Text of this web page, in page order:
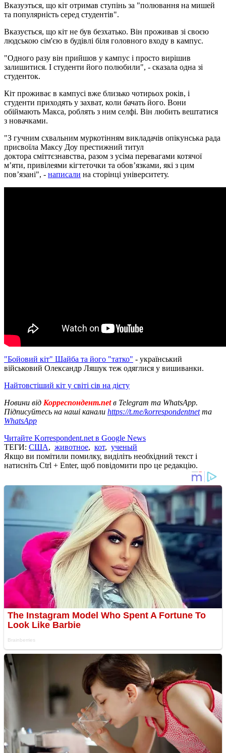
Вказуэться, що кіт отримав ступінь за "полювання на мишей
та популярність серед студентів".
Вказується, що кіт не був безхатько. Він проживав зі своєю
людською сім'єю в будівлі біля головного входу в кампус.
"Одного разу він прийшов у кампус і просто вирішив
залишитися. І студенти його полюбили", - сказала одна зі
студенток.
Кіт проживає в кампусі вже близько чотирьох років, і
студенти приходять у захват, коли бачать його. Вони
обіймають Макса, роблять з ним селфі. Він любить вештатися
з новачками.
"З гучним схвальним муркотінням викладачів опікунська рада
присвоїла Максу Доу престижний титул
доктора сміттєзнавства, разом з усіма перевагами котячої
м’яти, привілеями кігтеточки та обов’язками, які з цим
пов’язані", - написали на сторінці університету.
"Бойовий кіт" Шайба та його "татко" - український
військовий Олександр Ляшук теж одяглися у вишиванки.
Найтовстіший кіт у світі сів на дієту
Новини від Корреспондент.netв Telegram та WhatsApp.
Підписуйтесь на наші канали https://t.me/korrespondentnetта
WhatsApp
Читайте Korrespondent.net в Google News
ТЕГИ: США, животное, кот, ученый
Якщо ви помітили помилку, виділіть необхідний текст і
натисніть Ctrl + Enter, щоб повідомити про це редакцію.